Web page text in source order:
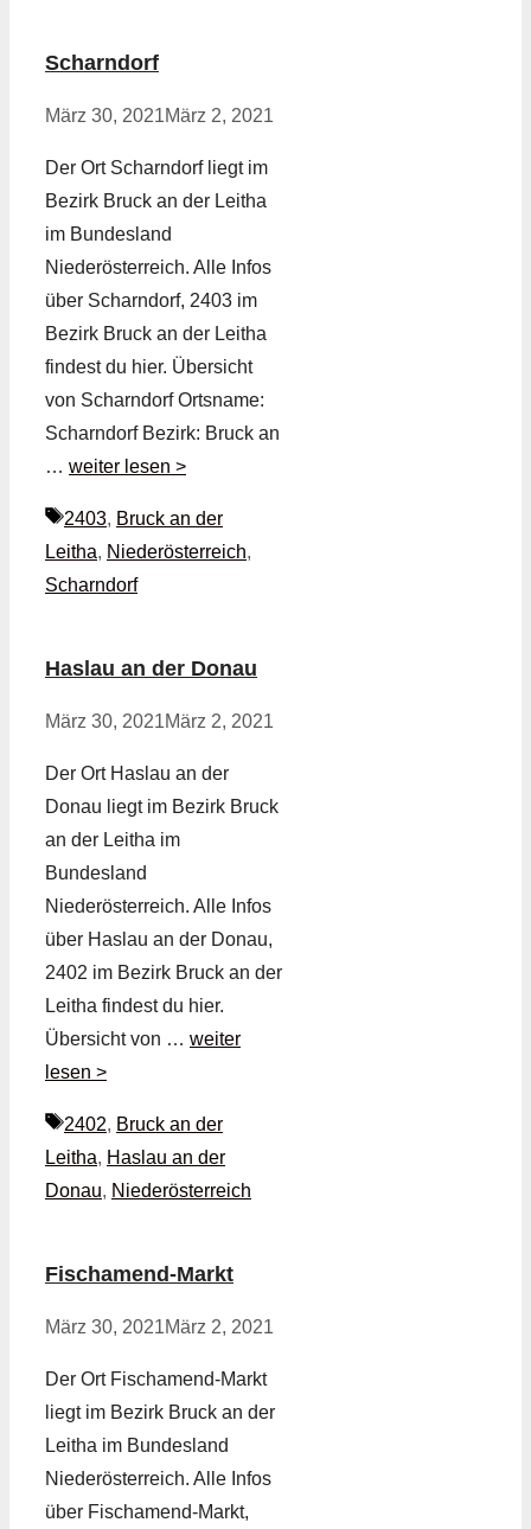
Scharndorf
März 30, 2021März 2, 2021
Der Ort Scharndorf liegt im
Bezirk Bruck an der Leitha
im Bundesland
Niederösterreich. Alle Infos
über Scharndorf, 2403 im
Bezirk Bruck an der Leitha
findest du hier. Übersicht
von Scharndorf Ortsname:
Scharndorf Bezirk: Bruck an
… weiter lesen >
Schlagwörter
2403, Bruck an der
Leitha, Niederösterreich,
Scharndorf
Haslau an der Donau
März 30, 2021März 2, 2021
Der Ort Haslau an der
Donau liegt im Bezirk Bruck
an der Leitha im
Bundesland
Niederösterreich. Alle Infos
über Haslau an der Donau,
2402 im Bezirk Bruck an der
Leitha findest du hier.
Übersicht von … weiter
lesen >
Schlagwörter
2402, Bruck an der
Leitha, Haslau an der
Donau, Niederösterreich
Fischamend-Markt
März 30, 2021März 2, 2021
Der Ort Fischamend-Markt
liegt im Bezirk Bruck an der
Leitha im Bundesland
Niederösterreich. Alle Infos
über Fischamend-Markt,